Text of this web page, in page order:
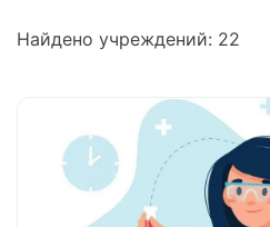
Найдено учреждений: 22